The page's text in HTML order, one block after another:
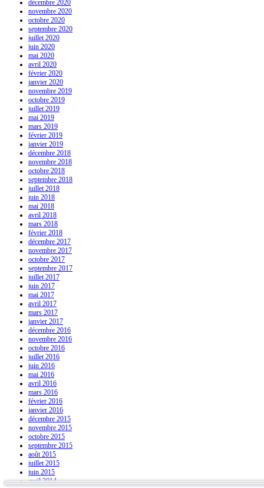
décembre 2020
novembre 2020
octobre 2020
septembre 2020
juillet 2020
juin 2020
mai 2020
avril 2020
février 2020
janvier 2020
novembre 2019
octobre 2019
juillet 2019
mai 2019
mars 2019
février 2019
janvier 2019
décembre 2018
novembre 2018
octobre 2018
septembre 2018
juillet 2018
juin 2018
mai 2018
avril 2018
mars 2018
février 2018
décembre 2017
novembre 2017
octobre 2017
septembre 2017
juillet 2017
juin 2017
mai 2017
avril 2017
mars 2017
janvier 2017
décembre 2016
novembre 2016
octobre 2016
juillet 2016
juin 2016
mai 2016
avril 2016
mars 2016
février 2016
janvier 2016
décembre 2015
novembre 2015
octobre 2015
septembre 2015
août 2015
juillet 2015
juin 2015
avril 2014